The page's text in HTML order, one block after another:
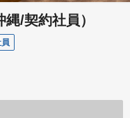
/契約社員）